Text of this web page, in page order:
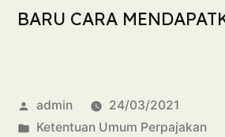
BARU CARA
admin
24/03/2021
Ketentuan Umum Perpajakan